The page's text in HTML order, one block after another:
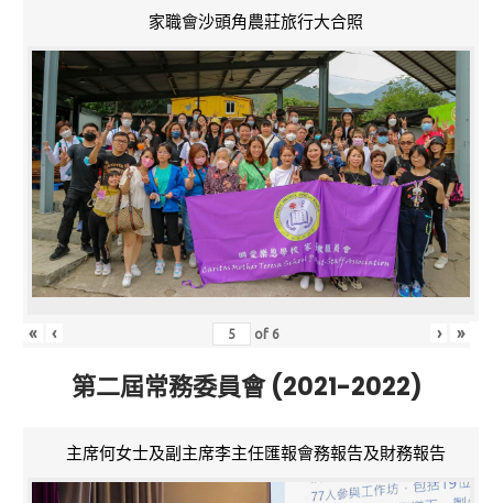
家職會沙頭角農莊旅行大合照
« ‹ of 6 › »
第二屆常務委員會 (2021-2022)
主席何女士及副主席李主任匯報會務報告及財務報告